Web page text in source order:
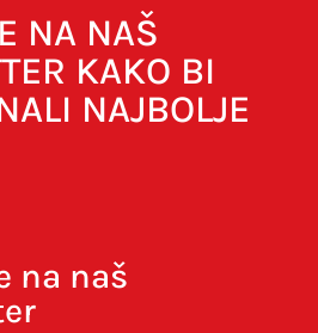
NA NAŠ
KAKO BI
NAJBOLJE
na naš